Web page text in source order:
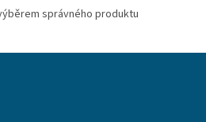
správného produktu